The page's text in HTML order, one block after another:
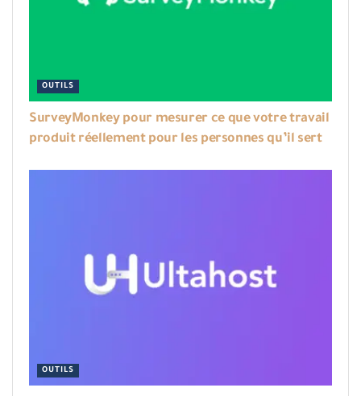
OUTILS
SurveyMonkey pour mesurer ce que votre travail
produit réellement pour les personnes qu’il sert
OUTILS